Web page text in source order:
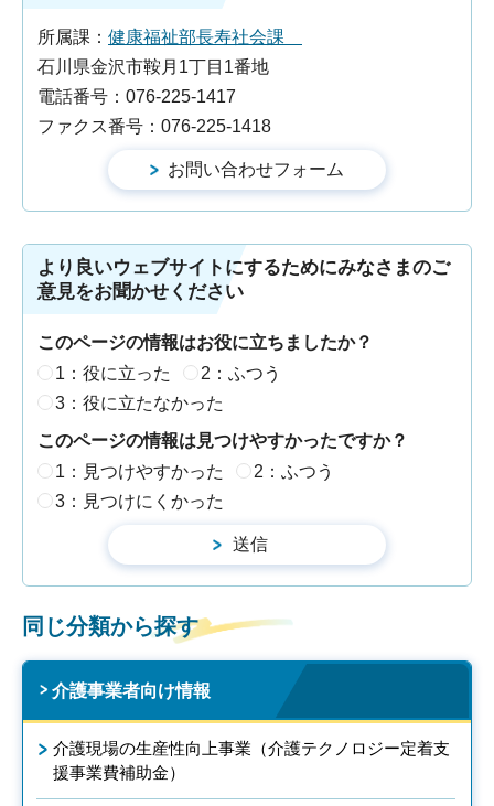
所属課： 健康福祉部長寿社会課
石川県金沢市鞍月1丁目1番地
電話番号：076-225-1417
ファクス番号：076-225-1418
より良いウェブサイトにするためにみなさまのご
意見をお聞かせください
このページの情報はお役に立ちましたか？
1：役に立った
2：ふつう
3：役に立たなかった
このページの情報は見つけやすかったですか？
1：見つけやすかった
2：ふつう
3：見つけにくかった
同じ分類から探す
介護事業者向け情報
介護現場の生産性向上事業（介護テクノロジー定着支
援事業費補助金）